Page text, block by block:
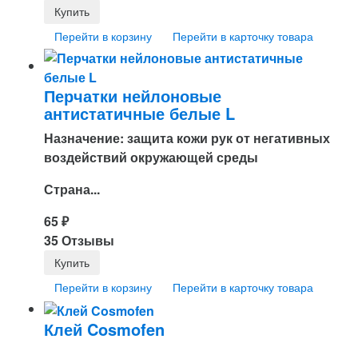
Перейти в корзину Перейти в карточку товара
Перчатки нейлоновые
антистатичные белые L
Назначение: защита кожи рук от негативных
воздействий окружающей среды
Страна...
65₽
35 Отзывы
Перейти в корзину Перейти в карточку товара
Клей Cosmofen